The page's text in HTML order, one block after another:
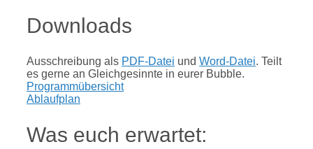
Downloads
Ausschreibung als PDF-Datei und Word-Datei. Teilt
es gerne an Gleichgesinnte in eurer Bubble.
Programmübersicht
Ablaufplan
Was euch erwartet: